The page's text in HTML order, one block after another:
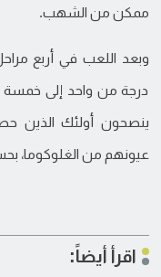
ممكن من الشهب.
درجة من واحد إلى خمسة
ينصحون أولئك الذين
عيونهم من الغلوكوما،
اقرأ أيضاً: